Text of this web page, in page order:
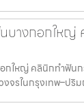
บางกอกใหญ่
กใหญ่ คลินิกทำฟัน
จรในกรุงเทพ–ปริ